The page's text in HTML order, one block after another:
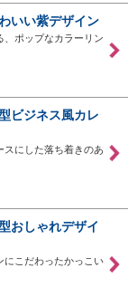
いい紫デザイン
、ポップなカラーリン
ビジネス風カレ
スにした落ち着きのあ
おしゃれデザイ
にこだわったかっこい